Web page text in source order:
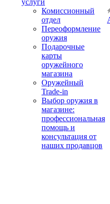
услуги
Комиссионный
отдел
Переоформление
оружия
Подарочные
карты
оружейного
магазина
Оружейный
Trade-in
Выбор оружия в
магазине:
профессиональная
помощь и
консультация от
наших продавцов